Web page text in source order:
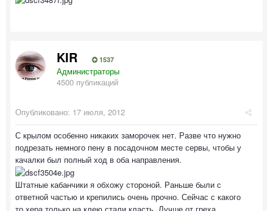
KIR 1537
Администраторы
4500 публикаций
Опубликовано: 17 июля, 2012
С крылом особенно никаких заморочек нет. Разве что нужно
подрезать немного пену в посадочном месте сервы, чтобы у
качалки был полный ход в оба направления.
Штатные кабанчики я обхожу стороной. Раньше были с
ответной частью и крепились очень прочно. Сейчас с какого